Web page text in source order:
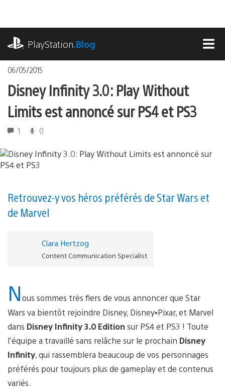
contenu
PlayStation.Blog
06/05/2015
Disney Infinity 3.0: Play Without
Limits est annoncé sur PS4 et PS3
1 0
Retrouvez-y vos héros préférés de Star Wars et
de Marvel
Clara Hertzog
Content Communication Specialist
Nous sommes très fiers de vous annoncer que Star
Wars va bientôt rejoindre Disney, Disney•Pixar, et Marvel
dans Disney Infinity 3.0 Edition sur PS4 et PS3 ! Toute
l’équipe a travaillé sans relâche sur le prochain Disney
Infinity, qui rassemblera beaucoup de vos personnages
préférés pour toujours plus de gameplay et de contenus
variés.